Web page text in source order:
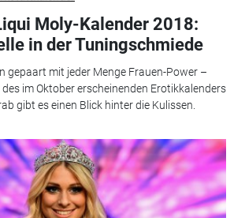
Moly-Kalender 2018:
in der Tuningschmiede
gepaart mit jeder Menge Frauen-Power –
im Oktober erscheinenden Erotikkalenders
gibt es einen Blick hinter die Kulissen.